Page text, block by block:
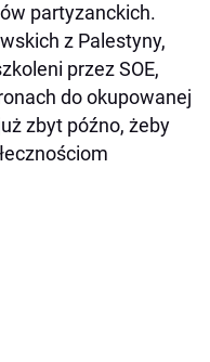
partyzanckich.
z Palestyny,
przez SOE,
do okupowanej
zbyt późno, żeby